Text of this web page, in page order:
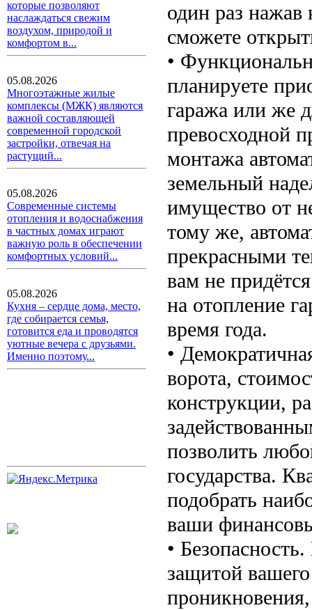
которые позволяют
наслаждаться свежим
воздухом, природой и
комфортом в...
05.08.2026
Многоэтажные жилые
комплексы (МЖК) являются
важной составляющей
современной городской
застройки, отвечая на
растущий...
05.08.2026
Современные системы
отопления и водоснабжения
в частных домах играют
важную роль в обеспечении
комфортных условий...
05.08.2026
Кухня – сердце дома, место,
где собирается семья,
готовится еда и проводятся
уютные вечера с друзьями.
Именно поэтому...
один раз нажав
сможете
•
планируете
гаража или же
превосходной
монтажа
земельный
имущество от
тому же,
прекрасными
вам не
на отопление
время года.
•
ворота,
конструкции,
позволить
государства.
подобрать
ваши
•
защитой
проникновения,